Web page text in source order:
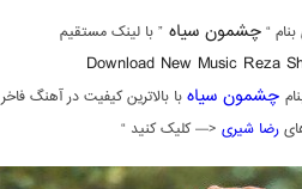
بنام “چشمون سیاه ” با لینک مستقیم
Download New Music Reza
چشمون سیاهبا بالاترین کیفیت در آهنگ فاخر
رضا شیری <— کلیک کنید “